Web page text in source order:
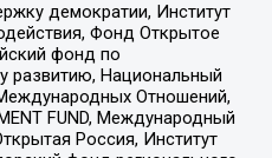
демократии, Институт
Фонд Открытое
фонд по
развитию, Национальный
Отношений,
FUND, Международный
Россия, Институт